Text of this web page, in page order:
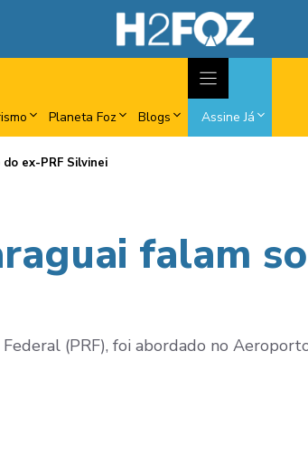
Planeta Foz Blogs Assine Já
ex-PRF Silvinei
falam
(PRF), foi abordado no